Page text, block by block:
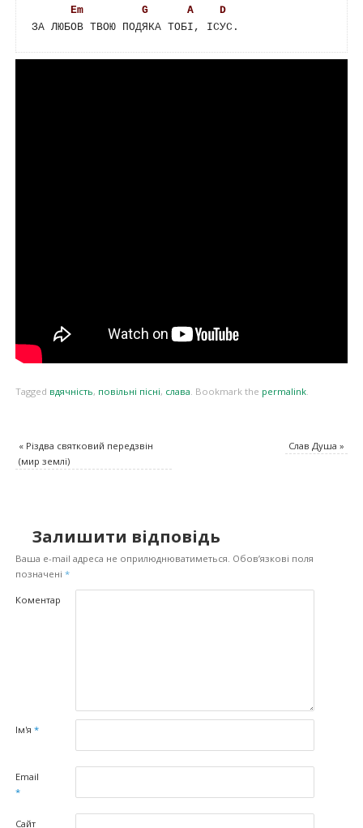
Em
G A
D
ЗА ЛЮБОВ ТВОЮ ПОДЯКА ТОБІ, ІСУС.
Tagged вдячність, повільні пісні, слава. Bookmark the permalink.
«Різдва святковий передзвін
(мир землі)
Слав Душа»
Залишити відповідь
Ваша e-mail адреса не оприлюднюватиметься. Обов’язкові поля
позначені *
Коментар
Ім'я *
Email
*
Сайт